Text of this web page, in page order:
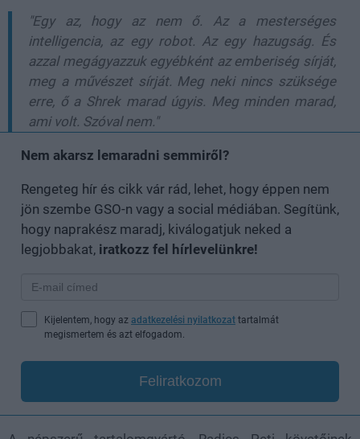
"Egy az, hogy az nem ő. Az a mesterséges
intelligencia, az egy robot. Az egy hazugság. És
azzal megágyazzuk egyébként az emberiség sírját,
meg a művészet sírját. Meg neki nincs szüksége
erre, ő a Shrek marad úgyis. Meg minden marad,
ami volt. Szóval nem."
Nem akarsz lemaradni semmiről?
Rengeteg hír és cikk vár rád, lehet, hogy éppen nem
jön szembe GSO-n vagy a social médiában. Segítünk,
hogy naprakész maradj, kiválogatjuk neked a
legjobbakat, iratkozz fel hírlevelünkre!
Kijelentem, hogy az adatkezelési nyilatkozat tartalmát
megismertem és azt elfogadom.
Feliratkozom